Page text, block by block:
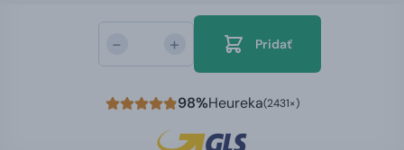
- + Pridať
98%Heureka(2431×)